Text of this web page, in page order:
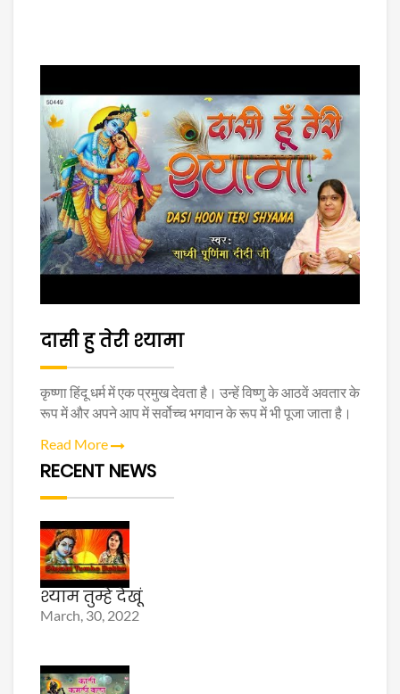
दासी हु तेरी श्यामा
कृष्णा हिंदू धर्म में एक प्रमुख देवता है। उन्हें विष्णु के आठवें अवतार के
रूप में और अपने आप में सर्वोच्च भगवान के रूप में भी पूजा जाता है।
Read More
RECENT NEWS
श्याम तुम्हे देखूं
March, 30, 2022